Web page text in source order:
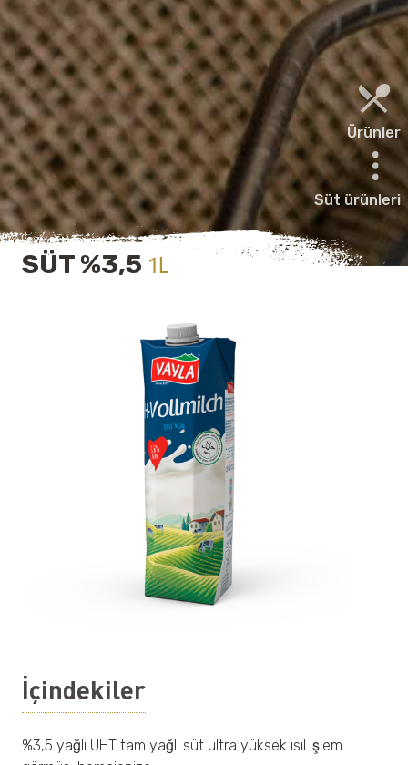
Ürünler
Süt ürünleri
SÜT %3,5 1L
İçindekiler
%3,5 yağlı UHT tam yağlı süt ultra yüksek ısıl işlem